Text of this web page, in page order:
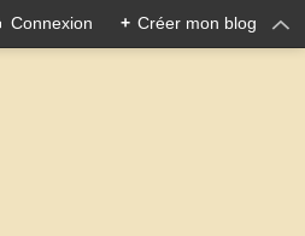
Connexion + Créer mon blog